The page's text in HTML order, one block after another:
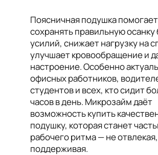
Поясничная подушка помогает
сохранять правильную осанку
усилий, снижает нагрузку на
улучшает кровообращение и
настроение. Особенно
офисных работников,
студентов и всех, кто сидит
часов в день. Микрозайм даёт
возможность купить
подушку, которая станет
рабочего ритма — не
поддерживая.